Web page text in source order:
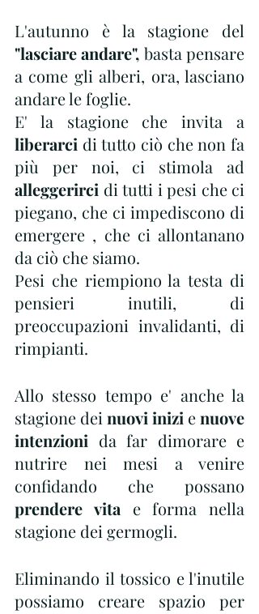
"lasciare andare", basta pensare
a come gli alberi, ora, lasciano
andare le foglie.
liberarci di tutto ciò che non fa
più per noi, ci stimola ad
alleggerirci di tutti i pesi che ci
piegano, che ci impediscono di
emergere , che ci allontanano
da ciò che siamo.
Pesi che riempiono la testa di
pensieri inutili, di
preoccupazioni invalidanti, di
rimpianti.
Allo stesso tempo e' anche la
stagione dei nuovi inizi e nuove
intenzioni da far dimorare e
nutrire nei mesi a venire
prendere vita e forma nella
stagione dei germogli.
Eliminando il tossico e l'inutile